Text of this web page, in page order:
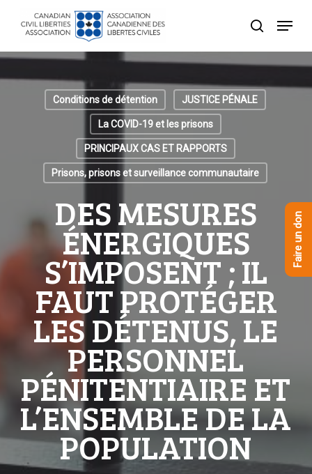
content
recherche
Menu
Conditions de détention JUSTICE PÉNALE
La COVID-19 et les prisons
PRINCIPAUX CAS ET RAPPORTS
Prisons, prisons et surveillance communautaire
DES MESURES
ÉNERGIQUES
S’IMPOSENT ; IL
FAUT PROTÉGER
LES DÉTENUS, LE
PERSONNEL
PÉNITENTIAIRE ET
L’ENSEMBLE DE LA
POPULATION
Faire un don